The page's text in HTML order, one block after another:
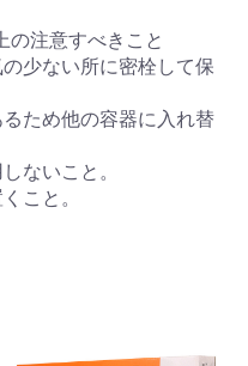
の注意すべきこと
少ない所に密栓して保
ため他の容器に入れ替
ないこと。
こと。